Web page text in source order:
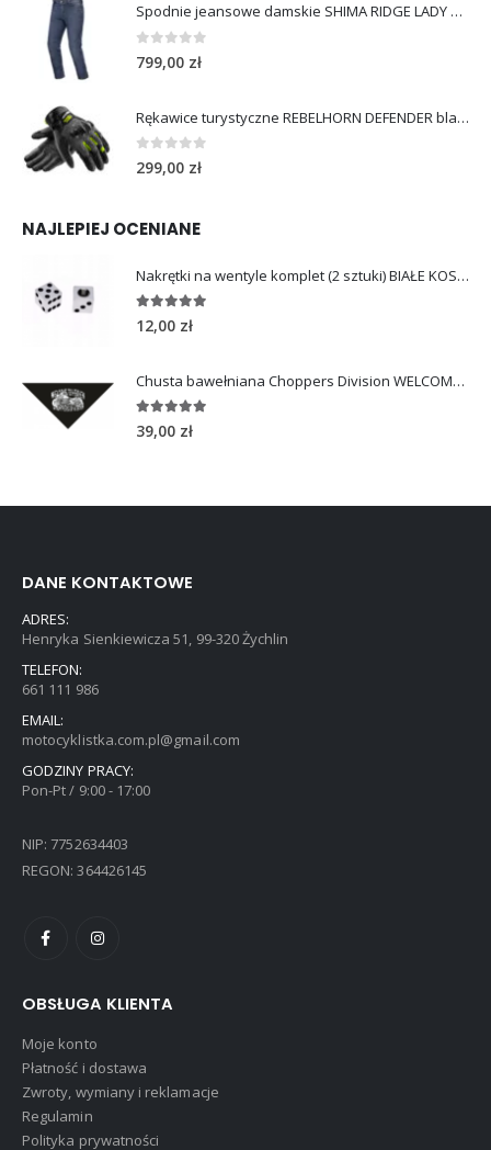
Spodnie jeansowe damskie SHIMA RIDGE LADY blue
0out of 5
799,00 zł
Rękawice turystyczne REBELHORN DEFENDER black yellow fluo
0 out of 5
299,00 zł
NAJLEPIEJ OCENIANE
Nakrętki na wentyle komplet (2 sztuki) BIAŁE KOSTKI
5.00out of 5
12,00 zł
Chusta bawełniana Choppers Division WELCOME TO HEAVEN
5.00out of 5
39,00 zł
DANE KONTAKTOWE
ADRES:
Henryka Sienkiewicza 51, 99-320 Żychlin
TELEFON:
661 111 986
EMAIL:
motocyklistka.com.pl@gmail.com
GODZINY PRACY:
Pon-Pt / 9:00 - 17:00
NIP: 7752634403
REGON: 364426145
OBSŁUGA KLIENTA
Moje konto
Płatność i dostawa
Zwroty, wymiany i reklamacje
Regulamin
Polityka prywatności